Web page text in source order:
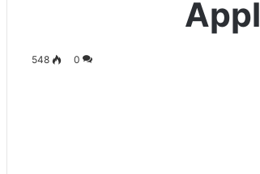
0
548